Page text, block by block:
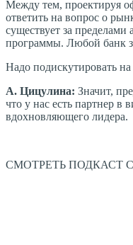
Между тем, проектируя
ответить на вопрос о
существует за
программы. Любой банк
Надо подискутировать на
А. Цицулина: Значит,
что у нас есть партнер
вдохновляющего лидера.
СМОТРЕТЬ ПОДКАСТ